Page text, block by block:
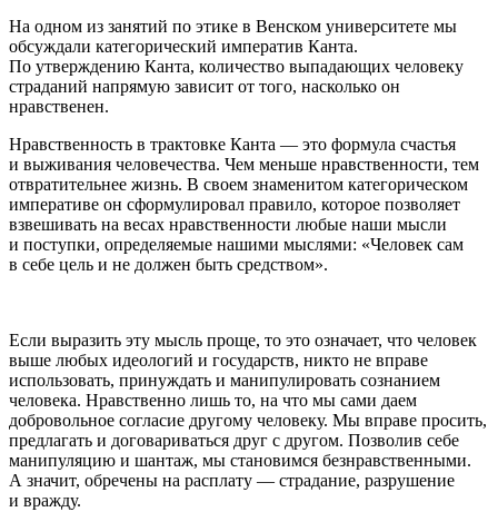
На одном из занятий по этике в Венском университете мы
обсуждали категорический императив Канта.
По утверждению Канта, количество выпадающих человеку
страданий напрямую зависит от того, насколько он
нравственен.
Нравственность в трактовке Канта — это формула счастья
и выживания человечества. Чем меньше нравственности, тем
отвратительнее жизнь. В своем знаменитом категорическом
императиве он сформулировал правило, которое позволяет
взвешивать на весах нравственности любые наши мысли
и поступки, определяемые нашими мыслями: «Человек сам
в себе цель и не должен быть средством».
Если выразить эту мысль проще, то это означает, что человек
выше любых идеологий и государств, никто не вправе
использовать, принуждать и манипулировать сознанием
человека. Нравственно лишь то, на что мы сами даем
добровольное согласие другому человеку. Мы вправе просить,
предлагать и договариваться друг с другом. Позволив себе
манипуляцию и шантаж, мы становимся безнравственными.
А значит, обречены на расплату — страдание, разрушение
и вражду.